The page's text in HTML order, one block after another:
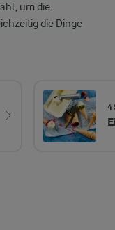
um die
die Dinge
4